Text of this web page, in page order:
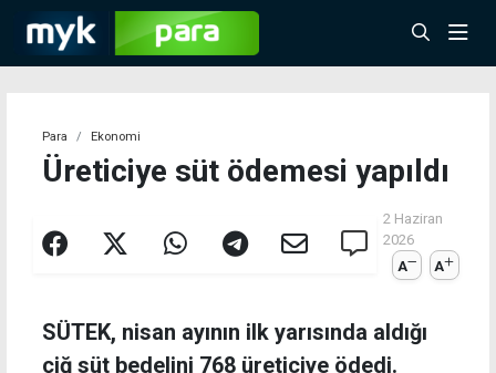
Para Ekonomi
Üreticiye süt ödemesi yapıldı
2 Haziran
2026
A
A
SÜTEK, nisan ayının ilk yarısında aldığı
çiğ süt bedelini 768 üreticiye ödedi.